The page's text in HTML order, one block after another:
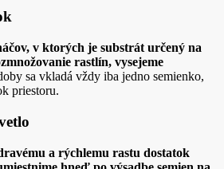
v ktorých je substrát určený na
rastlín, vysejeme
sa vkladá vždy iba jedno semienko,
priestoru.
a rýchlemu rastu dostatok